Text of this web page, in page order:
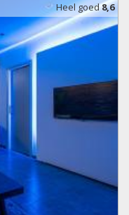
Heel goed8,6